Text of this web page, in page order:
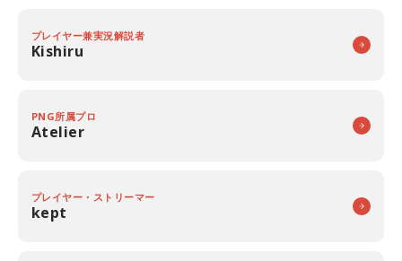
プレイヤー兼実況解説者
Kishiru
PNG所属プロ
Atelier
プレイヤー・ストリーマー
kept